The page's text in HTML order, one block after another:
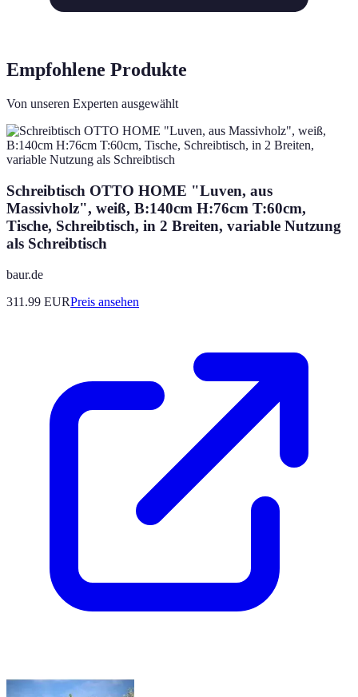
Empfohlene Produkte
Von unseren Experten ausgewählt
Schreibtisch OTTO HOME "Luven, aus
Massivholz", weiß, B:140cm H:76cm T:60cm,
Tische, Schreibtisch, in 2 Breiten, variable Nutzung
als Schreibtisch
baur.de
311.99 EURPreis ansehen